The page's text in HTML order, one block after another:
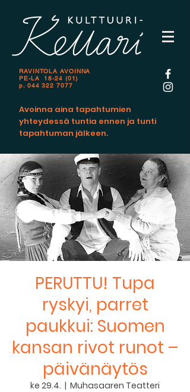
RAVINTOLA AVOINNA
PE-LA 18-24 (01)
p. 044 322 7077
Avoinna aina tapahtumien
yhteydessä tuntia ennen ja tunti
tapahtuman jälkeen.
PERUTTU! Tupa
ryskyi, parret
paukkui: Suomen
kansan rivot runot –
päivänäytös
ke 29.4.
  |
Muhasaaren Teatteri